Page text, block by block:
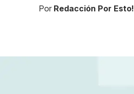
Por Redacción Por Esto!